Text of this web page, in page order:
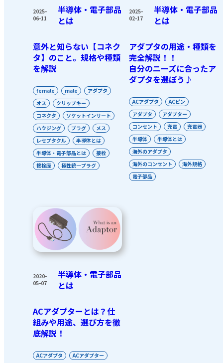
2025-
06-11
半導体・電子部品
とは
意外と知らない【コネク
タ】のこと。規格や種類
を解説
female male
アダプタ
オス
クリップキー
コネクタ
ソケットインサート
ハウジング
プラグ
メス
レセプタクル
半導体とは
半導体・電子部品とは
接栓
接栓座
極性統一プラグ
2025-
02-17
半導体・電子部品
とは
アダプタの用途・種類を
完全解説！！
自分のニーズに合ったア
ダプタを選ぼう♪
ACアダプタ
ACピン
アダプタ
アダプター
コンセント
充電
充電器
半導体
半導体とは
海外のアダプタ
海外のコンセント
海外規格
電子部品
2020-
05-07
半導体・電子部品
とは
ACアダプターとは？仕
組みや用途、選び方を徹
底解説！
ACアダプタ
ACアダプター